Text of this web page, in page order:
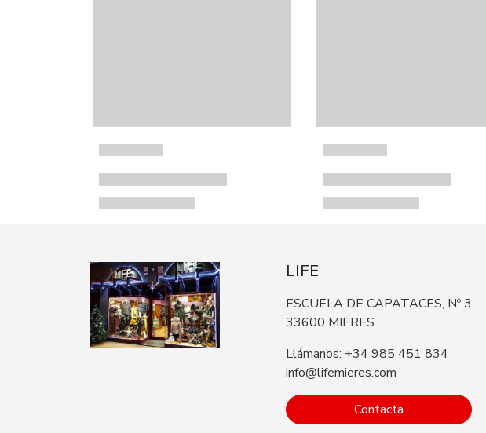
LIFE
ESCUELA DE CAPATACES, Nº 3
33600 MIERES
Llámanos: +34 985 451 834
info@lifemieres.com
Contacta